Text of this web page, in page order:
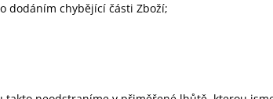
dodáním chybějící části Zboží;